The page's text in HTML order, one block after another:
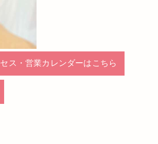
ス・営業カレンダーはこちら